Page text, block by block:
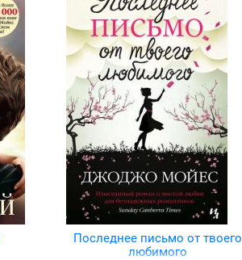
Последнее письмо от твоего
любимого